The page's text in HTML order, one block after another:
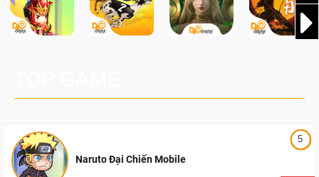
5
Naruto Đại Chiến Mobile